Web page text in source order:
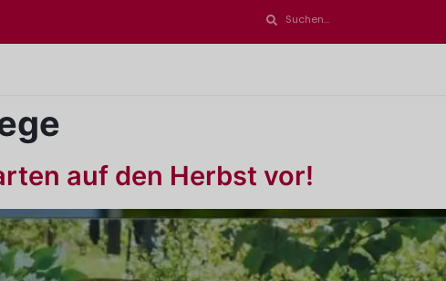
auf den Herbst vor!